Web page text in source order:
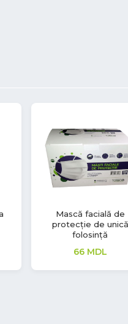
Dezinfectant Alcool
pentru mâini S1,
Premium
311MDL